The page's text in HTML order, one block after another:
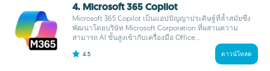
4. Microsoft 365 Copilot
Microsoft 365 Copilot เป็นแอปปัญญาประดิษฐ์ที่ล้ำสมัยซึ่ง
พัฒนาโดยบริษัท Microsoft Corporation ที่ผสานความ
สามารถ AI ขั้นสูงเข้ากับเครื่องมือ Office...
4.5 ดาวน์โหลด